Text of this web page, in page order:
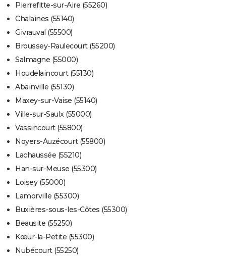
Pierrefitte-sur-Aire (55260)
Chalaines (55140)
Givrauval (55500)
Broussey-Raulecourt (55200)
Salmagne (55000)
Houdelaincourt (55130)
Abainville (55130)
Maxey-sur-Vaise (55140)
Ville-sur-Saulx (55000)
Vassincourt (55800)
Noyers-Auzécourt (55800)
Lachaussée (55210)
Han-sur-Meuse (55300)
Loisey (55000)
Lamorville (55300)
Buxières-sous-les-Côtes (55300)
Beausite (55250)
Kœur-la-Petite (55300)
Nubécourt (55250)